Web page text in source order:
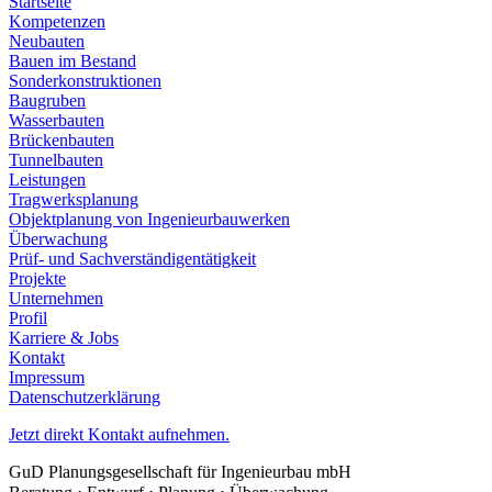
Kompetenzen
Neubauten
Bauen im Bestand
Sonderkonstruktionen
Baugruben
Wasserbauten
Brückenbauten
Tunnelbauten
Leistungen
Tragwerksplanung
Objektplanung von Ingenieurbauwerken
Überwachung
Prüf- und Sachverständigentätigkeit
Projekte
Unternehmen
Profil
Karriere & Jobs
Kontakt
Impressum
Datenschutzerklärung
Jetzt direkt Kontakt aufnehmen.
GuD Planungsgesellschaft für Ingenieurbau mbH